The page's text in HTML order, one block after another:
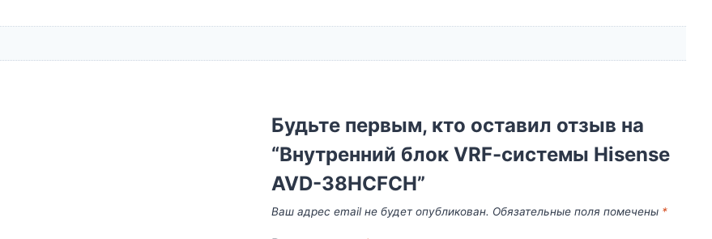
Будьте первым, кто оставил отзыв на
“Внутренний блок VRF-cистемы Hisense
AVD-38HCFCH”
Ваш адрес email не будет опубликован. Обязательные поля помечены *